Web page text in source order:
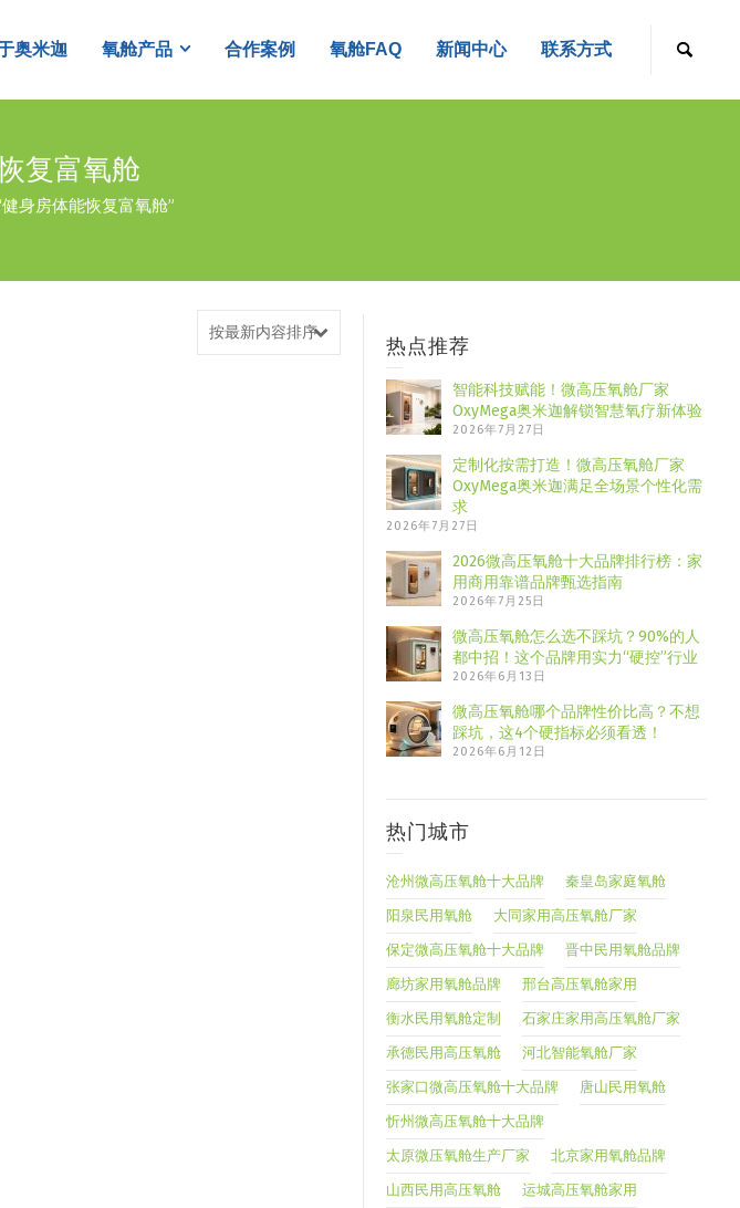
奥米迦 氧舱产品 合作案例 氧舱FAQ 新闻中心 联系方式
复富氧舱
身房体能恢复富氧舱”
按最新内容排序
热点推荐
智能科技赋能！微高压氧舱厂家
OxyMega奥米迦解锁智慧氧疗新体验
2026年7月27日
定制化按需打造！微高压氧舱厂家
OxyMega奥米迦满足全场景个性化需
求
2026年7月27日
2026微高压氧舱十大品牌排行榜：家
用商用靠谱品牌甄选指南
2026年7月25日
微高压氧舱怎么选不踩坑？90%的人
都中招！这个品牌用实力“硬控”行业
2026年6月13日
微高压氧舱哪个品牌性价比高？不想
踩坑，这4个硬指标必须看透！
2026年6月12日
热门城市
沧州微高压氧舱十大品牌 秦皇岛家庭氧舱
阳泉民用氧舱 大同家用高压氧舱厂家
保定微高压氧舱十大品牌 晋中民用氧舱品牌
廊坊家用氧舱品牌 邢台高压氧舱家用
衡水民用氧舱定制 石家庄家用高压氧舱厂家
承德民用高压氧舱 河北智能氧舱厂家
张家口微高压氧舱十大品牌 唐山民用氧舱
忻州微高压氧舱十大品牌
太原微压氧舱生产厂家 北京家用氧舱品牌
山西民用高压氧舱 运城高压氧舱家用